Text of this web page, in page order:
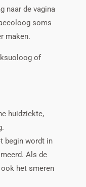
naar de vagina
soms
maken.
of
huidziekte,
begin wordt in
Als de
het smeren